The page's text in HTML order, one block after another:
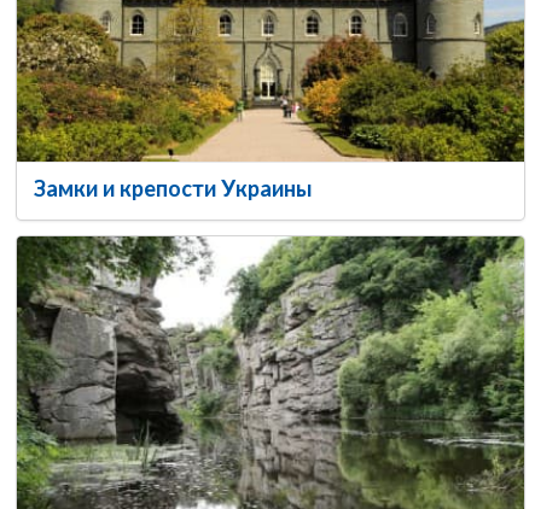
Замки и крепости Украины